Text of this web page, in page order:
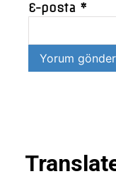
E-posta *